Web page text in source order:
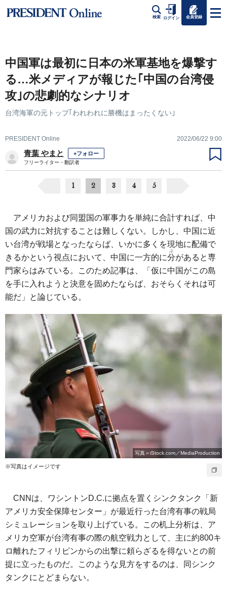
検索 ログイン 会員登録
中国軍は最初に日本の米軍基地を爆撃す
る…米メディアが報じた｢中国の台湾侵
攻｣の悲劇的なシナリオ
台湾海軍の元トップ｢われわれに勝機はまったくない｣
PRESIDENT Online 2022/06/22 9:00
青葉 やまと +フォロー
フリーライター・翻訳者
1 2 3 4 5
アメリカおよび同盟国の軍事力を単純に合計すれば、中
国の武力に対抗することは難しくない。しかし、中国に近
い台湾が戦場となったならば、いかに多くを現地に配備で
きるかという視点において、中国に一方的に分
ぶ
があると専
門家らはみている。このため記事は、「仮に中国がこの島
を手に入れようと決意を固めたならば、おそらくそれは可
能だ」と論じている。
写真＝iStock.com／MediaProduction
※写真はイメージです
CNNは、ワシントンD.C.に拠点を置くシンクタンク「新
アメリカ安全保障センター」が最近行った台湾有事の戦局
シミュレーションを取り上げている。この机上分析は、ア
メリカ空軍が台湾有事の際の航空戦力として、主に約800キ
ロ離れたフィリピンからの出撃に頼らざるを得ないとの前
提に立ったものだ。このような見方をするのは、同シンク
タンクにとどまらない。